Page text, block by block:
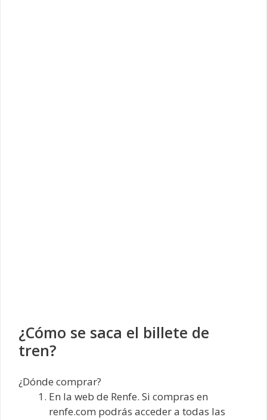
¿Cómo se saca el billete de
tren?
¿Dónde comprar?
En la web de Renfe. Si compras en
renfe.com podrás acceder a todas las